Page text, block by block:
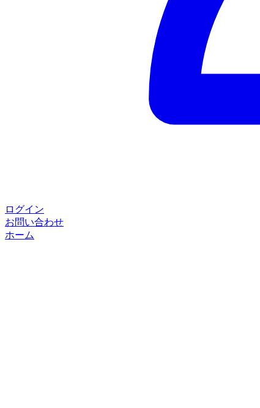
ログイン
お問い合わせ
ホーム